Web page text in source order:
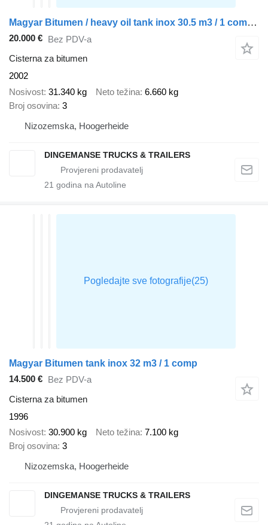
Magyar Bitumen / heavy oil tank inox 30.5 m3 / 1 comp + pump / ADR 03-0
20.000 € Bez PDV-a
Cisterna za bitumen
2002
Nosivost 31.340 kg Neto težina 6.660 kg
Broj osovina 3
Nizozemska, Hoogerheide
DINGEMANSE TRUCKS & TRAILERS
21 godina na Autoline
Magyar Bitumen tank inox 32 m3 / 1 comp
14.500 € Bez PDV-a
Cisterna za bitumen
1996
Nosivost 30.900 kg Neto težina 7.100 kg
Broj osovina 3
Nizozemska, Hoogerheide
DINGEMANSE TRUCKS & TRAILERS